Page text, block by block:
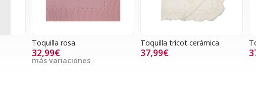
Toquilla rosa
32,99€
más variaciones
Toquilla tricot cerámica
37,99€